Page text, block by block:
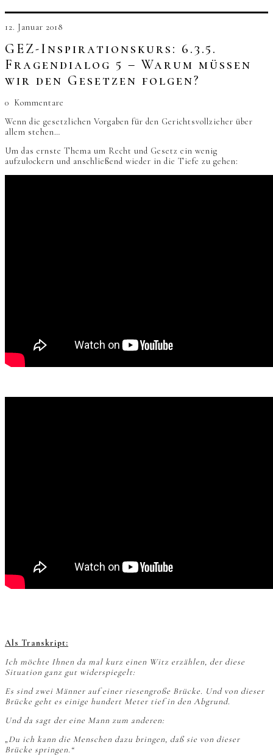
12. Januar 2018
GEZ-Inspirationskurs: 6.3.5.
Fragendialog 5 – Warum müssen
wir den Gesetzen folgen?
0 Kommentare
Wenn die gesetzlichen Vorgaben für den Gerichtsvollzieher über
allem stehen…
Um das ernste Thema um Recht und Gesetz ein wenig
aufzulockern und anschließend wieder in die Tiefe zu gehen:
Als Transkript:
Ich möchte Ihnen da mal kurz einen Witz erzählen, der diese
Situation ganz gut widerspiegelt:
Es sind zwei Männer auf einer riesengroße Brücke. Und von dieser
Brücke geht es einige hundert Meter tief in den Abgrund.
Und da sagt der eine Mann zum anderen:
„Du ich kann die Menschen dazu bringen, daß sie von dieser
Brücke springen.“